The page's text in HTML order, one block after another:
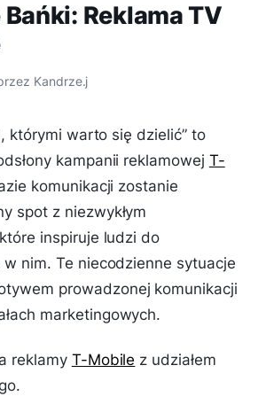
Reklama TV
Kandrze.j
którymi warto się dzielić” to
kampanii reklamowej T-
komunikacji zostanie
spot z niezwykłym
inspiruje ludzi do
nim. Te niecodzienne sytuacje
prowadzonej komunikacji
marketingowych.
reklamy T-Mobile z udziałem